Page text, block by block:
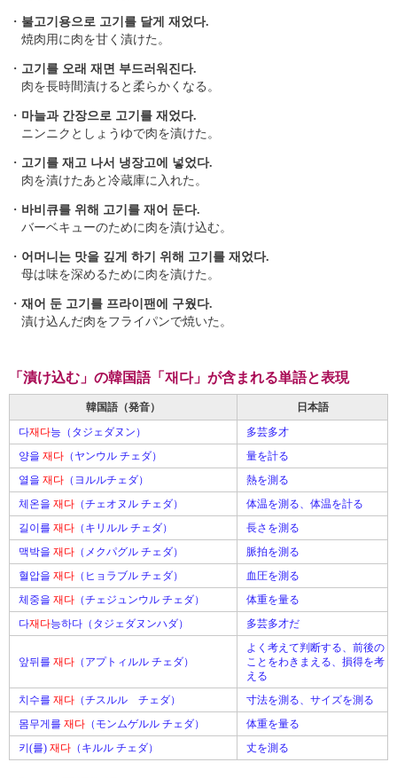
・ 불고기용으로 고기를 달게 재었다.
焼肉用に肉を甘く漬けた。
・ 고기를 오래 재면 부드러워진다.
肉を長時間漬けると柔らかくなる。
・ 마늘과 간장으로 고기를 재었다.
ニンニクとしょうゆで肉を漬けた。
・ 고기를 재고 나서 냉장고에 넣었다.
肉を漬けたあと冷蔵庫に入れた。
・ 바비큐를 위해 고기를 재어 둔다.
バーベキューのために肉を漬け込む。
・ 어머니는 맛을 깊게 하기 위해 고기를 재었다.
母は味を深めるために肉を漬けた。
・ 재어 둔 고기를 프라이팬에 구웠다.
漬け込んだ肉をフライパンで焼いた。
「漬け込む」の韓国語「재다」が含まれる単語と表現
韓国語（発音）
日本語
다재다능（タジェダヌン）
多芸多才
양을 재다 （ヤンウル チェダ）
量を計る
열을 재다 （ヨルルチェダ）
熱を測る
체온을 재다 （チェオヌル チェダ）
体温を測る、体温を計る
길이를 재다 （キリルル チェダ）
長さを測る
맥박을 재다 （メクパグル チェダ）
脈拍を測る
혈압을 재다 （ヒョラブル チェダ）
血圧を測る
체중을 재다 （チェジュンウル チェダ）
体重を量る
다재다능하다（タジェダヌンハダ） 多芸多才だ
앞뒤를 재다 （アプトィルル チェダ）
よく考えて判断する、前後の
ことをわきまえる、損得を考
える
치수를 재다 （チスルル チェダ）
寸法を測る、サイズを測る
몸무게를 재다 （モンムゲルル チェダ）
体重を量る
키(를) 재다 （キルル チェダ） 丈を測る